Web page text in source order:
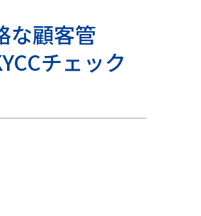
な顧客管
チェック